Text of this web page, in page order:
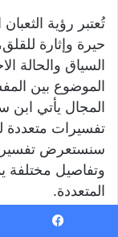
تُعتبر رؤية
حيرة وإثارة
السياق والحالة
الموضوع بين
المجال يأتي ابن
تفسيرات متعددة
سنستعرض تفسيرات
وتفاصيل مختلفة
المتعددة.